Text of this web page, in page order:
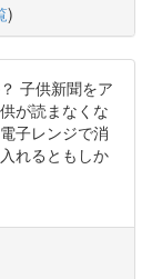
)
子供新聞をア
が読まなくな
子レンジで消
れるともしか